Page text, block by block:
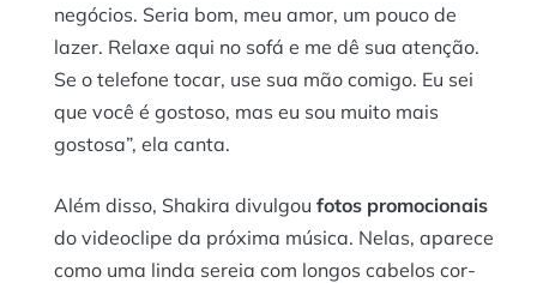
negócios. Seria bom, meu amor, um pouco de
lazer. Relaxe aqui no sofá e me dê sua atenção.
Se o telefone tocar, use sua mão comigo. Eu sei
que você é gostoso, mas eu sou muito mais
gostosa”, ela canta.
Além disso, Shakira divulgou fotos promocionais
do videoclipe da próxima música. Nelas, aparece
como uma linda sereia com longos cabelos cor-